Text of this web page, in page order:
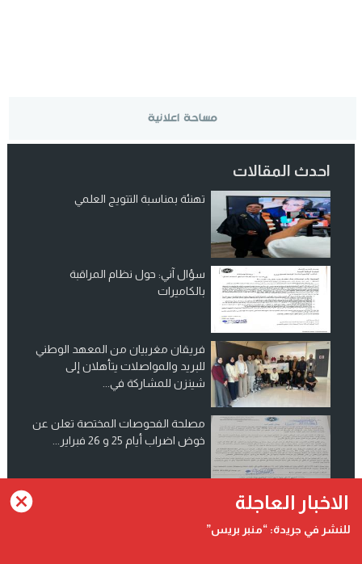
احدث المقالات
تهنئة بمناسبة التتويج العلمي
سؤال آني: حول نظام المراقبة
بالكاميرات
فريقان مغربيان من المعهد الوطني
للبريد والمواصلات يتأهلان إلى
شينزن للمشاركة في...
مصلحة الفحوصات المختصة تعلن عن
خوض اضراب أيام 25 و 26 فبراير...
انضم الينا على فيسبوك
الاخبار العاجلة
للنشر في جريدة: “منبر بريس”